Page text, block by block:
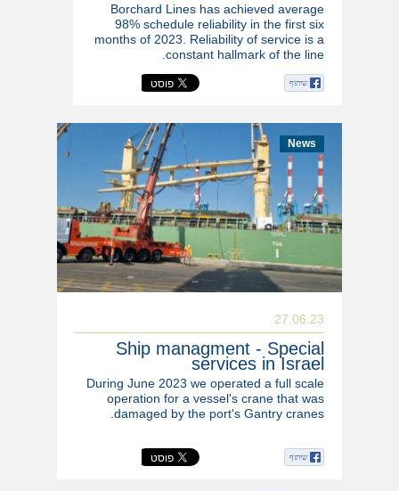
Borchard Lines has achieved average
98% schedule reliability in the first six
months of 2023. Reliability of service is a
constant hallmark of the line.
שיתוף
News
27.06.23
Ship managment - Special
services in Israel
During June 2023 we operated a full scale
operation for a vessel's crane that was
damaged by the port's Gantry cranes.
שיתוף